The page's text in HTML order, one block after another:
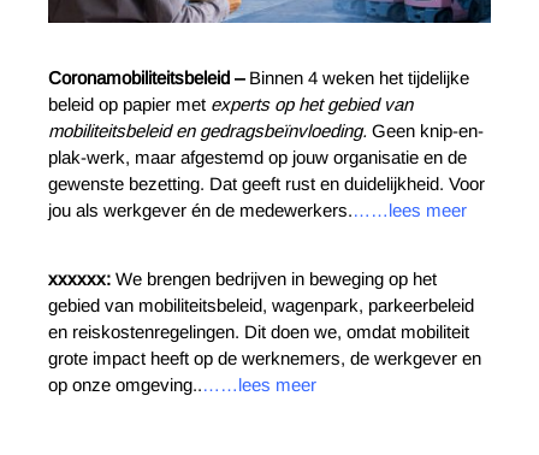
Coronamobiliteitsbeleid –Binnen 4 weken het tijdelijke
beleid op papier met experts op het gebied van
mobiliteitsbeleid en gedragsbeïnvloeding. Geen knip-en-
plak-werk, maar afgestemd op jouw organisatie en de
gewenste bezetting. Dat geeft rust en duidelijkheid. Voor
jou als werkgever én de medewerkers.……lees meer
xxxxxx:We brengen bedrijven in beweging op het
gebied van mobiliteitsbeleid, wagenpark, parkeerbeleid
en reiskostenregelingen. Dit doen we, omdat mobiliteit
grote impact heeft op de werknemers, de werkgever en
op onze omgeving..……lees meer